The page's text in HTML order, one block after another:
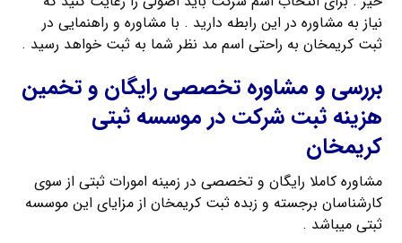
نیاز به مشاوره در این رابطه دارید . با مشاوره و راهنمایی در
ثبت کریمخان به راحتی اسم مد نظر شما به ثبت خواهد رسید .
بررسی و مشاوره تخصصی رایگان و تخمین
هزینه ثبت شرکت در موسسه ثبتی
کریمخان
مشاوره کاملا رایگان و تخصصی در زمینه امورات ثبتی از سوی
کارشناسان برجسته و زبده ثبت کریمخان از مزایای این موسسه
ثبتی میباشد .